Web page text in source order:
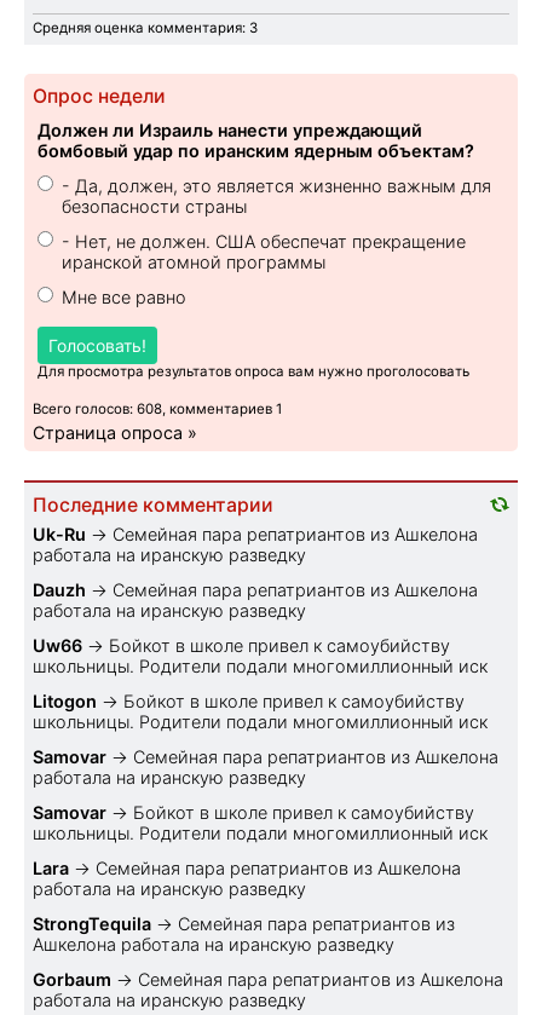
Средняя оценка комментария: 3
Опрос недели
Должен ли Израиль нанести упреждающий
бомбовый удар по иранским ядерным объектам?
- Да, должен, это является жизненно важным для
безопасности страны
- Нет, не должен. США обеспечат прекращение
иранской атомной программы
Мне все равно
Голосовать!
Для просмотра результатов опроса вам нужно проголосовать
Всего голосов: 608, комментариев 1
Страница опроса »
Последние комментарии
Uk-Ru → Семейная пара репатриантов из Ашкелона
работала на иранскую разведку
Dauzh → Семейная пара репатриантов из Ашкелона
работала на иранскую разведку
Uw66 → Бойкот в школе привел к самоубийству
школьницы. Родители подали многомиллионный иск
Litogon → Бойкот в школе привел к самоубийству
школьницы. Родители подали многомиллионный иск
Samovar → Семейная пара репатриантов из Ашкелона
работала на иранскую разведку
Samovar → Бойкот в школе привел к самоубийству
школьницы. Родители подали многомиллионный иск
Lara → Семейная пара репатриантов из Ашкелона
работала на иранскую разведку
StrongTequila → Семейная пара репатриантов из
Ашкелона работала на иранскую разведку
Gorbaum → Семейная пара репатриантов из Ашкелона
работала на иранскую разведку